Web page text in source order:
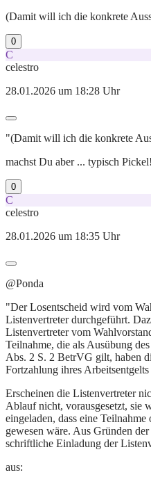
(Damit will ich die konkrete
0
C
celestro
28.01.2026 um 18:28 Uhr
"(Damit will ich die konkrete
machst Du aber ... typisch Pickel!
0
C
celestro
28.01.2026 um 18:35 Uhr
@Ponda
"Der Losentscheid wird vom
Listenvertreter durchgeführt.
Listenvertreter vom
Teilnahme, die als Ausübung
Abs. 2 S. 2 BetrVG gilt, haben
Fortzahlung ihres Arbeitsentgelts
Erscheinen die Listenvertreter
Ablauf nicht, vorausgesetzt, sie
eingeladen, dass eine
gewesen wäre. Aus Gründen
schriftliche Einladung der
aus: